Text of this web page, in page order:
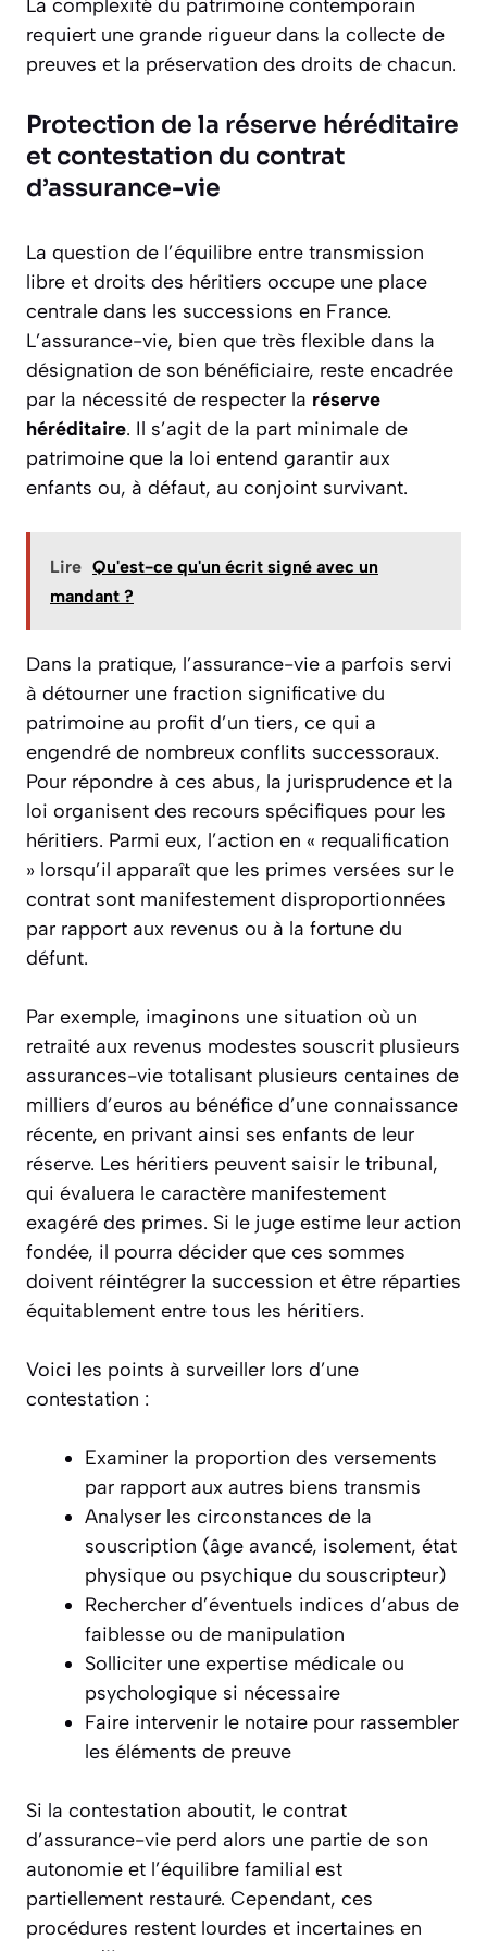
La complexité du patrimoine contemporain
requiert une grande rigueur dans la collecte de
preuves et la préservation des droits de chacun.
Protection de la réserve héréditaire
et contestation du contrat
d’assurance-vie
La question de l’équilibre entre transmission
libre et droits des héritiers occupe une place
centrale dans les successions en France.
L’assurance-vie, bien que très flexible dans la
désignation de son bénéficiaire, reste encadrée
par la nécessité de respecter la réserve
héréditaire. Il s’agit de la part minimale de
patrimoine que la loi entend garantir aux
enfants ou, à défaut, au conjoint survivant.
Lire Qu'est-ce qu'un écrit signé avec un
mandant ?
Dans la pratique, l’assurance-vie a parfois servi
à détourner une fraction significative du
patrimoine au profit d’un tiers, ce qui a
engendré de nombreux conflits successoraux.
Pour répondre à ces abus, la jurisprudence et la
loi organisent des recours spécifiques pour les
héritiers. Parmi eux, l’action en « requalification
» lorsqu’il apparaît que les primes versées sur le
contrat sont manifestement disproportionnées
par rapport aux revenus ou à la fortune du
défunt.
Par exemple, imaginons une situation où un
retraité aux revenus modestes souscrit plusieurs
assurances-vie totalisant plusieurs centaines de
milliers d’euros au bénéfice d’une connaissance
récente, en privant ainsi ses enfants de leur
réserve. Les héritiers peuvent saisir le tribunal,
qui évaluera le caractère manifestement
exagéré des primes. Si le juge estime leur action
fondée, il pourra décider que ces sommes
doivent réintégrer la succession et être réparties
équitablement entre tous les héritiers.
Voici les points à surveiller lors d’une
contestation :
Examiner la proportion des versements
par rapport aux autres biens transmis
Analyser les circonstances de la
souscription (âge avancé, isolement, état
physique ou psychique du souscripteur)
Rechercher d’éventuels indices d’abus de
faiblesse ou de manipulation
Solliciter une expertise médicale ou
psychologique si nécessaire
Faire intervenir le notaire pour rassembler
les éléments de preuve
Si la contestation aboutit, le contrat
d’assurance-vie perd alors une partie de son
autonomie et l’équilibre familial est
partiellement restauré. Cependant, ces
procédures restent lourdes et incertaines en